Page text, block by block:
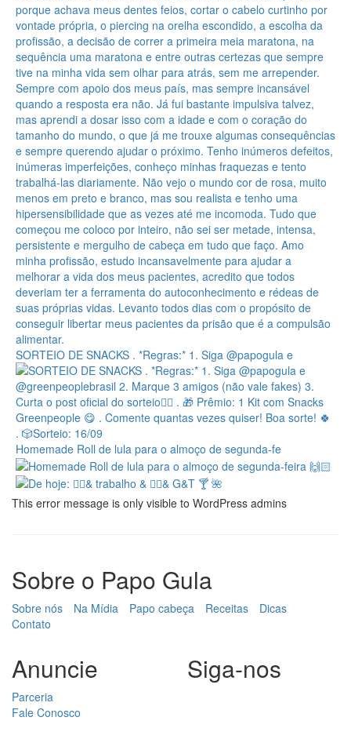
SORTEIO DE SNACKS . *Regras:* 1. Siga @papogula e
Homemade Roll de lula para o almoço de segunda-fe
This error message is only visible to WordPress admins
Sobre o Papo Gula
Sobre nós Na Mídia Papo cabeça Receitas
Dicas
Contato
Anuncie
Parceria
Fale Conosco
Siga-nos